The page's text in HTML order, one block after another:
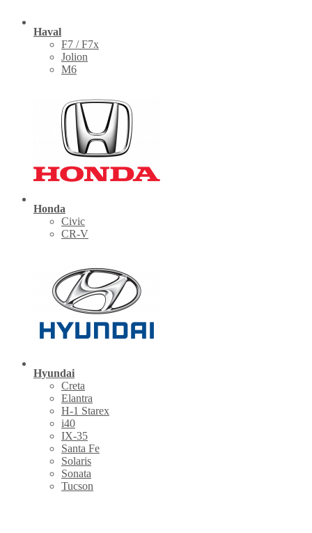
Haval
F7 / F7x
Jolion
M6
Honda
Civic
CR-V
Hyundai
Creta
Elantra
H-1 Starex
i40
IX-35
Santa Fe
Solaris
Sonata
Tucson